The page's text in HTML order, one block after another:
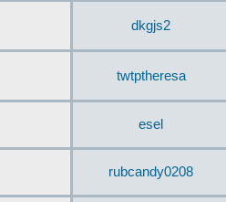
dkgjs2
twtptheresa
esel
rubcandy0208